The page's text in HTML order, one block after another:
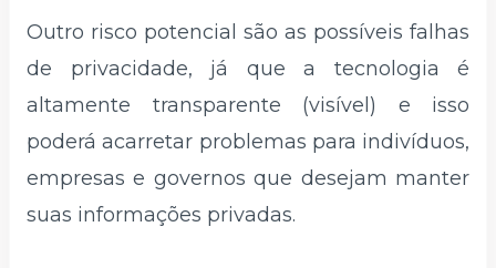
Outro risco potencial são as possíveis falhas
de privacidade, já que a tecnologia é
altamente transparente (visível) e isso
poderá acarretar problemas para indivíduos,
empresas e governos que desejam manter
suas informações privadas.